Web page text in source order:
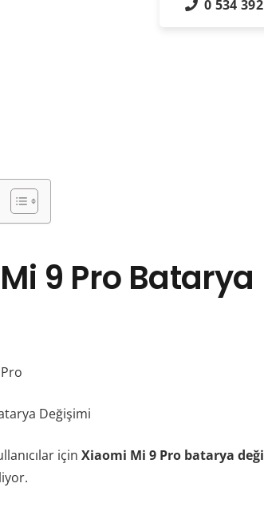
0 534
9 Pro
Değişimi
için Xiaomi Mi 9 Pro batarya